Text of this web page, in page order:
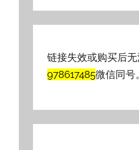
链接失效或购买后
978617485微信同号